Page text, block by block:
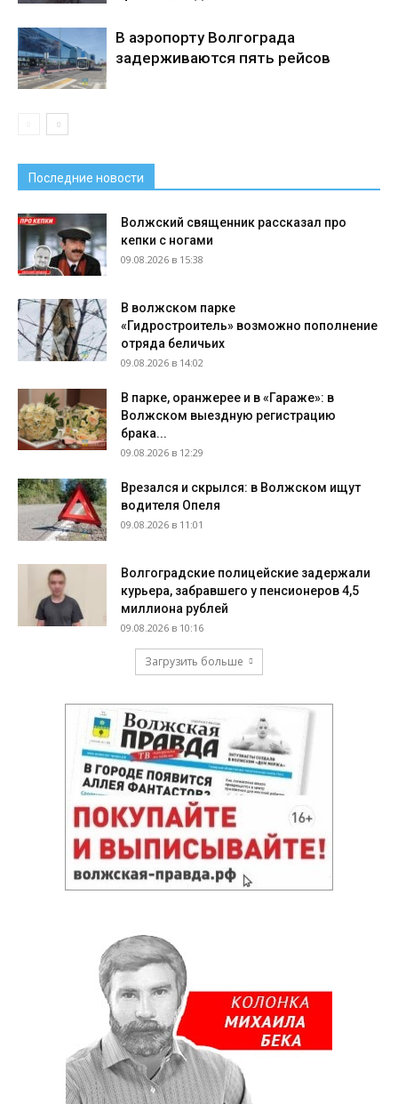
В аэропорту Волгограда
задерживаются пять рейсов
Последние новости
Волжский священник рассказал про
кепки с ногами
09.08.2026 в 15:38
В волжском парке
«Гидростроитель» возможно пополнение
отряда беличьих
09.08.2026 в 14:02
В парке, оранжерее и в «Гараже»: в
Волжском выездную регистрацию
брака...
09.08.2026 в 12:29
Врезался и скрылся: в Волжском ищут
водителя Опеля
09.08.2026 в 11:01
Волгоградские полицейские задержали
курьера, забравшего у пенсионеров 4,5
миллиона рублей
09.08.2026 в 10:16
Загрузить больше